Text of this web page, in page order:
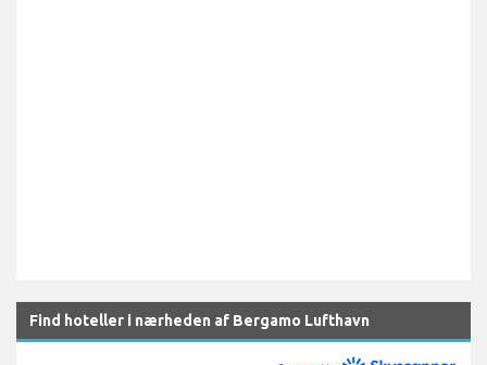
Find hoteller i nærheden af Bergamo Lufthavn